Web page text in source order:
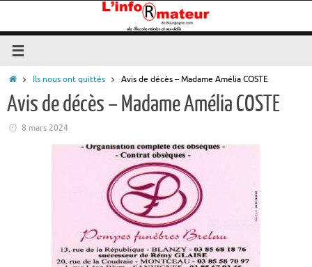
contenu
AccueilIls nous ont quittés Avis de décès – Madame Amélia COSTE
Avis de décès – Madame Amélia COSTE
8 mars 2024